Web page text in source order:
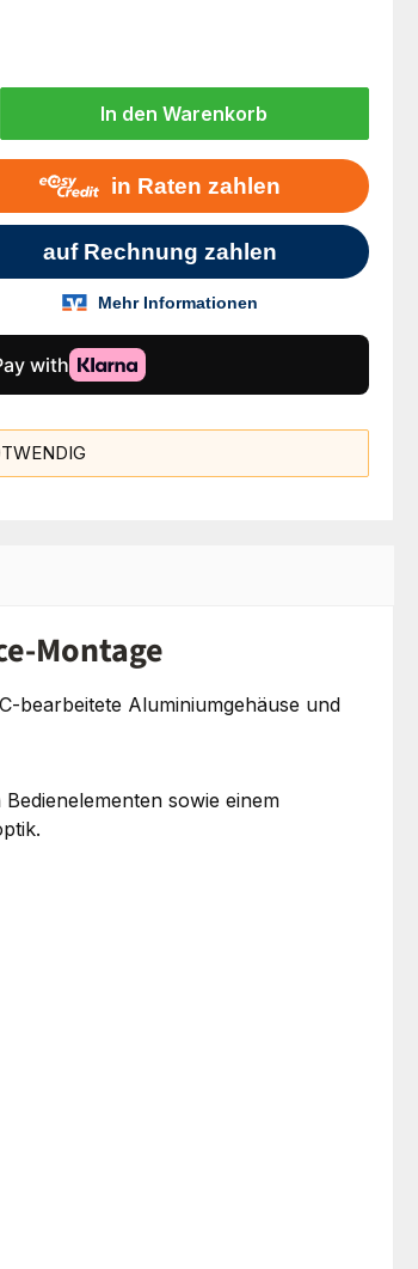
Wert ein oder benutze die Schaltflächen
In den Warenkorb
Montage
bearbeitete Aluminiumgehäuse und
sowie einem